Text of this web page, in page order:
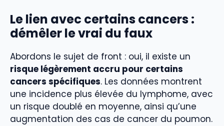
Le lien avec certains cancers :
démêler le vrai du faux
Abordons le sujet de front : oui, il existe un
risque légèrement accru pour certains
cancers spécifiques. Les données montrent
une incidence plus élevée du lymphome, avec
un risque doublé en moyenne, ainsi qu’une
augmentation des cas de cancer du poumon.